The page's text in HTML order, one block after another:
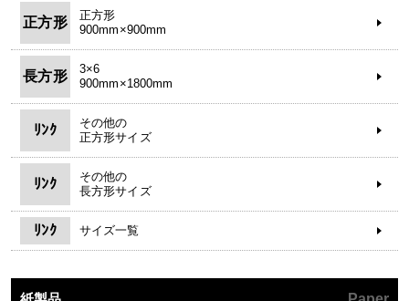
正方形
正方形
900mm×900mm
長方形
3×6
900mm×1800mm
ﾘﾝｸ
その他の
正方形サイズ
ﾘﾝｸ
その他の
長方形サイズ
ﾘﾝｸ サイズ一覧